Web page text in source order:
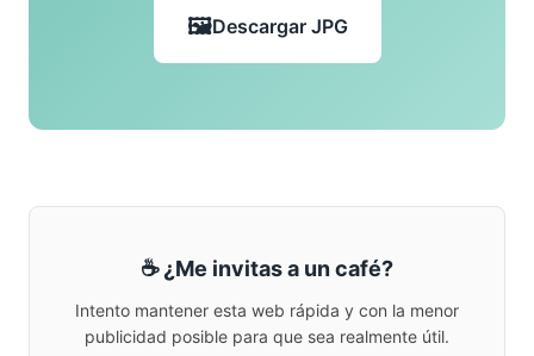
Descargar JPG
☕ ¿Me invitas a un café?
Intento mantener esta web rápida y con la menor
publicidad posible para que sea realmente útil.